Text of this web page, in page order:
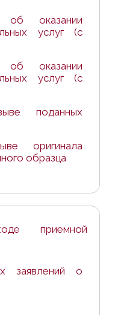
об оказании
услуг (с
об оказании
услуг (с
поданных
оригинала
образца
приемной
заявлений о